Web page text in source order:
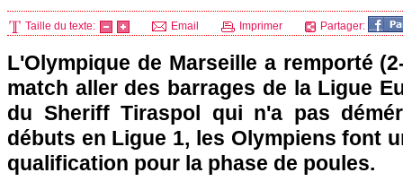
Taille du texte: Email Imprimer Partager:
L'Olympique de Marseille a remporté
match aller des barrages de la Ligue
du Sheriff Tiraspol qui n'a pas
débuts en Ligue 1, les Olympiens font
qualification pour la phase de poules.